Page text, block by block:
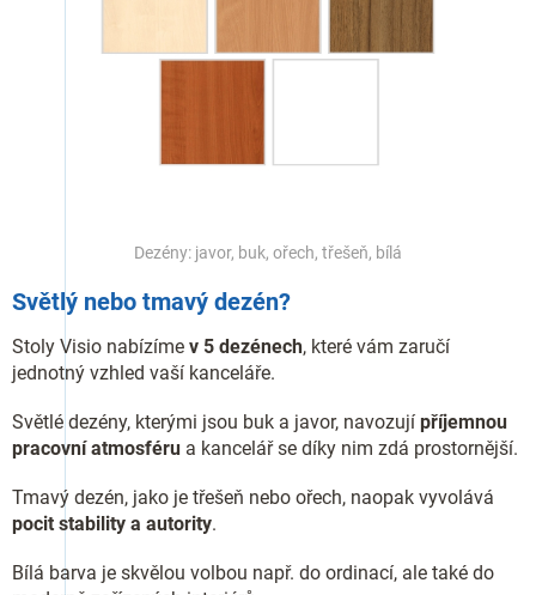
Dezény: javor, buk, ořech, třešeň, bílá
Světlý nebo tmavý dezén?
Stoly Visio nabízíme v 5 dezénech, které vám zaručí
jednotný vzhled vaší kanceláře.
Světlé dezény, kterými jsou buk a javor, navozují příjemnou
pracovní atmosféru a kancelář se díky nim zdá prostornější.
Tmavý dezén, jako je třešeň nebo ořech, naopak vyvolává
pocit stability a autority.
Bílá barva je skvělou volbou např. do ordinací, ale také do